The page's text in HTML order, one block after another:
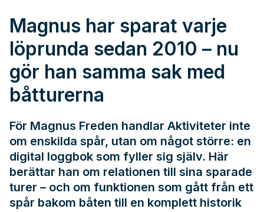
Magnus har sparat varje
löprunda sedan 2010 – nu
gör han samma sak med
båtturerna
För Magnus Freden handlar Aktiviteter inte
om enskilda spår, utan om något större: en
digital loggbok som fyller sig själv. Här
berättar han om relationen till sina sparade
turer – och om funktionen som gått från ett
spår bakom båten till en komplett historik